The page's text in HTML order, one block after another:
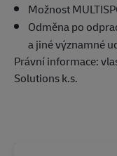
Možnost
Odměna po
a jiné významné
Právní informace:
Solutions k.s.